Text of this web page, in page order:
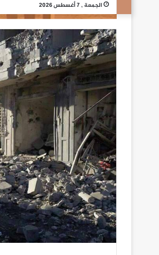
الجمعة , 7 أغسطس 2026